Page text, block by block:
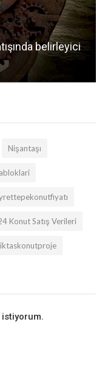
belirleyici
Nişantaşı
Konut Satış Verileri